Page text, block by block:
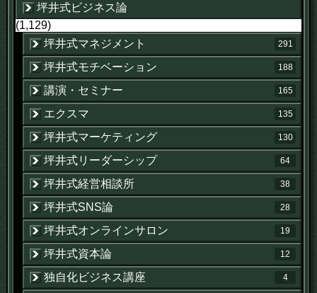
坪井式ビジネス論
(1,129)
坪井式マネジメント
291
坪井式モチベーション 188
講演・セミナー 165
エクスマ 135
坪井式マーケティング 130
坪井式リーダーシップ 64
坪井式経営相談所 38
坪井式SNS論 28
坪井式オンラインサロン 19
坪井式資本論 12
独自化ビジネス講座 4